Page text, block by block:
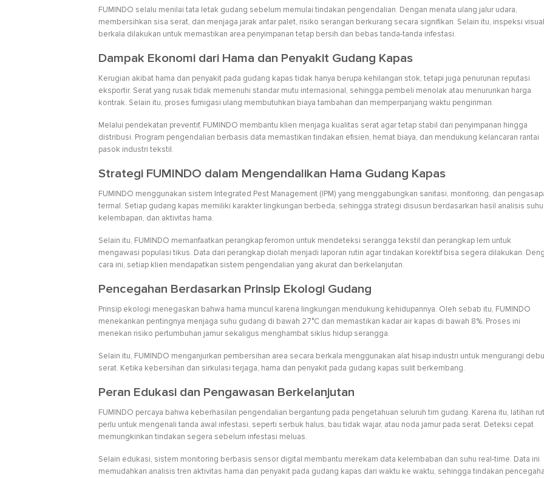
FUMINDO selalu menilai tata letak gudang sebelum memulai tindakan pengendalian. Dengan menata ulang jalur udara,
membersihkan sisa serat, dan menjaga jarak antar palet, risiko serangan berkurang secara signifikan. Selain itu, inspeksi visual
berkala dilakukan untuk memastikan area penyimpanan tetap bersih dan bebas tanda-tanda infestasi.
Dampak Ekonomi dari Hama dan Penyakit Gudang Kapas
Kerugian akibat hama dan penyakit pada gudang kapas tidak hanya berupa kehilangan stok, tetapi juga penurunan reputasi
eksportir. Serat yang rusak tidak memenuhi standar mutu internasional, sehingga pembeli menolak atau menurunkan harga
kontrak. Selain itu, proses fumigasi ulang membutuhkan biaya tambahan dan memperpanjang waktu pengiriman.
Melalui pendekatan preventif, FUMINDO membantu klien menjaga kualitas serat agar tetap stabil dari penyimpanan hingga
distribusi. Program pengendalian berbasis data memastikan tindakan efisien, hemat biaya, dan mendukung kelancaran rantai
pasok industri tekstil.
Strategi FUMINDO dalam Mengendalikan Hama Gudang Kapas
FUMINDO menggunakan sistem Integrated Pest Management (IPM) yang menggabungkan sanitasi, monitoring, dan
termal. Setiap gudang kapas memiliki karakter lingkungan berbeda, sehingga strategi disusun berdasarkan hasil analisis
kelembapan, dan aktivitas hama.
Selain itu, FUMINDO memanfaatkan perangkap feromon untuk mendeteksi serangga tekstil dan perangkap lem untuk
mengawasi populasi tikus. Data dari perangkap diolah menjadi laporan rutin agar tindakan korektif bisa segera dilakukan.
cara ini, setiap klien mendapatkan sistem pengendalian yang akurat dan berkelanjutan.
Pencegahan Berdasarkan Prinsip Ekologi Gudang
Prinsip ekologi menegaskan bahwa hama muncul karena lingkungan mendukung kehidupannya. Oleh sebab itu, FUMINDO
menekankan pentingnya menjaga suhu gudang di bawah 27°C dan memastikan kadar air kapas di bawah 8%. Proses ini
menekan risiko pertumbuhan jamur sekaligus menghambat siklus hidup serangga.
Selain itu, FUMINDO menganjurkan pembersihan area secara berkala menggunakan alat hisap industri untuk mengurangi debu
serat. Ketika kebersihan dan sirkulasi terjaga, hama dan penyakit pada gudang kapas sulit berkembang.
Peran Edukasi dan Pengawasan Berkelanjutan
FUMINDO percaya bahwa keberhasilan pengendalian bergantung pada pengetahuan seluruh tim gudang. Karena itu, latihan
perlu untuk mengenali tanda awal infestasi, seperti serbuk halus, bau tidak wajar, atau noda jamur pada serat. Deteksi cepat
memungkinkan tindakan segera sebelum infestasi meluas.
Selain edukasi, sistem monitoring berbasis sensor digital membantu merekam data kelembaban dan suhu real-time. Data ini
memudahkan analisis tren aktivitas hama dan penyakit pada gudang kapas dari waktu ke waktu, sehingga tindakan